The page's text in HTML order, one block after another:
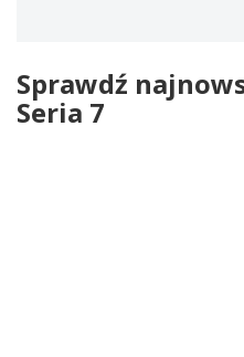
Sprawdź
Seria 7